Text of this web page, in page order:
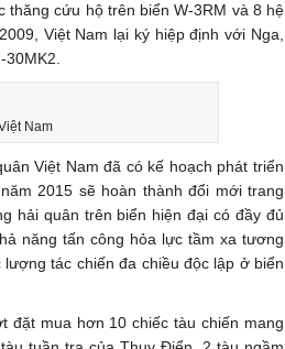
thăng cứu hộ trên biển W-3RM và 8 hệ
Việt Nam lại ký hiệp định với Nga,
Nam
Việt Nam đã có kế hoạch phát triển
2015 sẽ hoàn thành đổi mới trang
hải quân trên biển hiện đại có đầy đủ
năng tấn công hỏa lực tầm xa tương
tác chiến đa chiều độc lập ở biển
đặt mua hơn 10 chiếc tàu chiến mang